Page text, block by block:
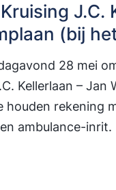
J.C.
(bij
28 mei
Kellerlaan –
houden rekening
ambulance-